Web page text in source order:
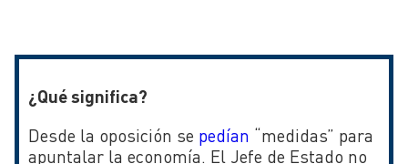
¿Qué significa?
Desde la oposición se pedían “medidas” para
apuntalar la economía. El Jefe de Estado no